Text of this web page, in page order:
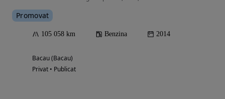
Promovat
105 058 km Benzina 2014
Bacau (Bacau)
Privat • Publicat